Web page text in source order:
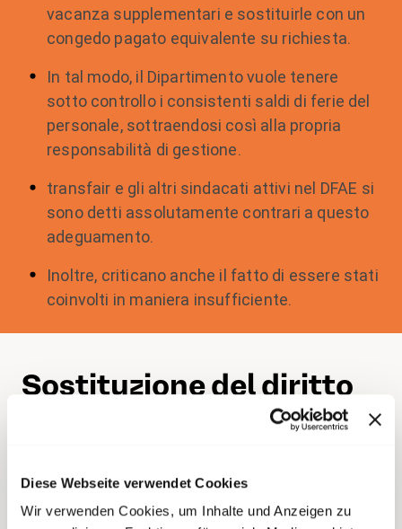
Diese Webseite verwendet Cookies
Wir verwenden Cookies, um Inhalte und Anzeigen zu
vacanza supplementari e sostituirle con un
congedo pagato equivalente su richiesta.
In tal modo, il Dipartimento vuole tenere
sotto controllo i consistenti saldi di ferie del
personale, sottraendosi così alla propria
responsabilità di gestione.
transfair e gli altri sindacati attivi nel DFAE si
sono detti assolutamente contrari a questo
adeguamento.
Inoltre, criticano anche il fatto di essere stati
coinvolti in maniera insufficiente.
Sostituzione del diritto
ferie e sostituirlo con un congedo retribuito nella
stessa misura. Ciò che a prima vista sembra un